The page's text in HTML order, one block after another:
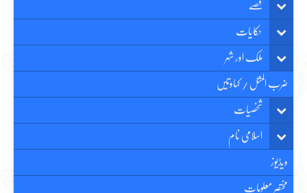
قصّے
حکایات
ملک اور شہر
ضرب المثل / کہاوتیں
شخصیات
اسلامی نام
ویڈیوز
مختصر معلومات